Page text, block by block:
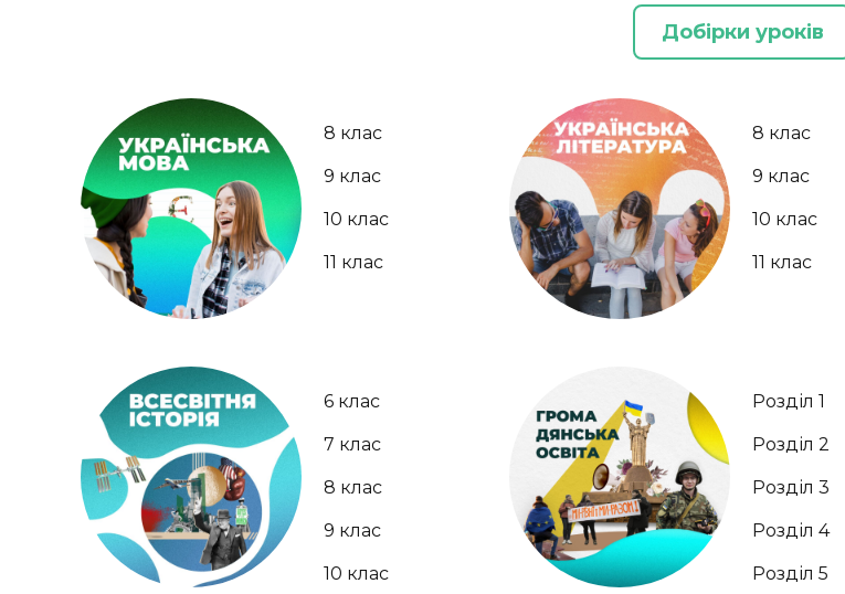
Добірки уроків
8 клас
9 клас
10 клас
11 клас
8 клас
9 клас
10 клас
11 клас
6 клас
7 клас
8 клас
9 клас
10 клас
Розділ 1
Розділ 2
Розділ 3
Розділ 4
Розділ 5